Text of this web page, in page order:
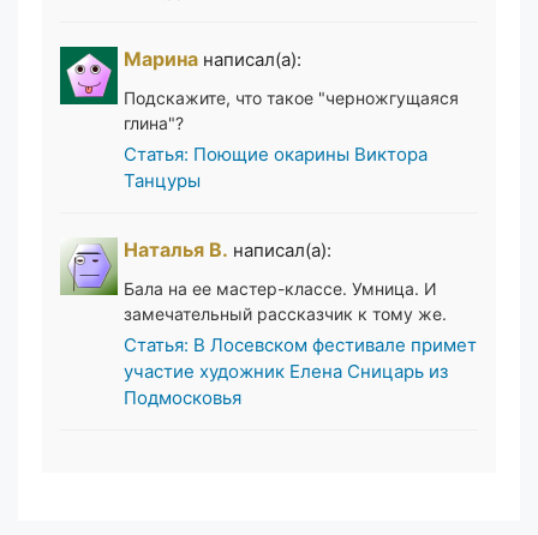
Марина написал(а):
Подскажите, что такое "черножгущаяся
глина"?
Статья: Поющие окарины Виктора
Танцуры
Наталья В. написал(а):
Бала на ее мастер-классе. Умница. И
замечательный рассказчик к тому же.
Статья: В Лосевском фестивале примет
участие художник Елена Сницарь из
Подмосковья